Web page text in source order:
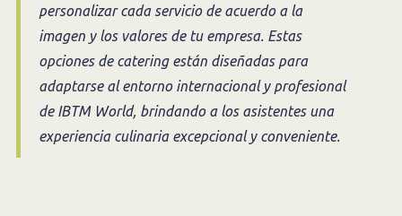
personalizar cada servicio de acuerdo a la
imagen y los valores de tu empresa. Estas
opciones de catering están diseñadas para
adaptarse al entorno internacional y profesional
de IBTM World, brindando a los asistentes una
experiencia culinaria excepcional y conveniente.